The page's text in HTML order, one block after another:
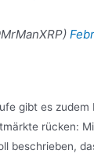
gibt es zudem
rücken:
beschrieben,